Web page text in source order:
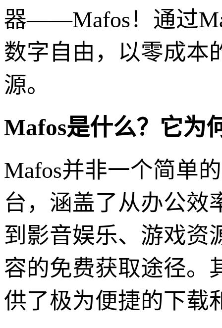
器——Mafos！通过
数字自由，以零成本
源。
Mafos是什么？它为
Mafos并非一个简单
台，涵盖了从办公效
到影音娱乐、游戏资
容的免费获取途径。
供了极为便捷的下载